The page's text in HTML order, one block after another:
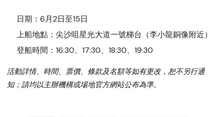
日期：6月2日至15日
上船地點：尖沙咀星光大道一號梯台（李小龍銅像附近）
登船時間：16:30、17:30、18:30、19:30
活動詳情、時間、票價、條款及名額等如有更改，恕不另行通
知；請均以主辦機構或場地官方網站公布為準。